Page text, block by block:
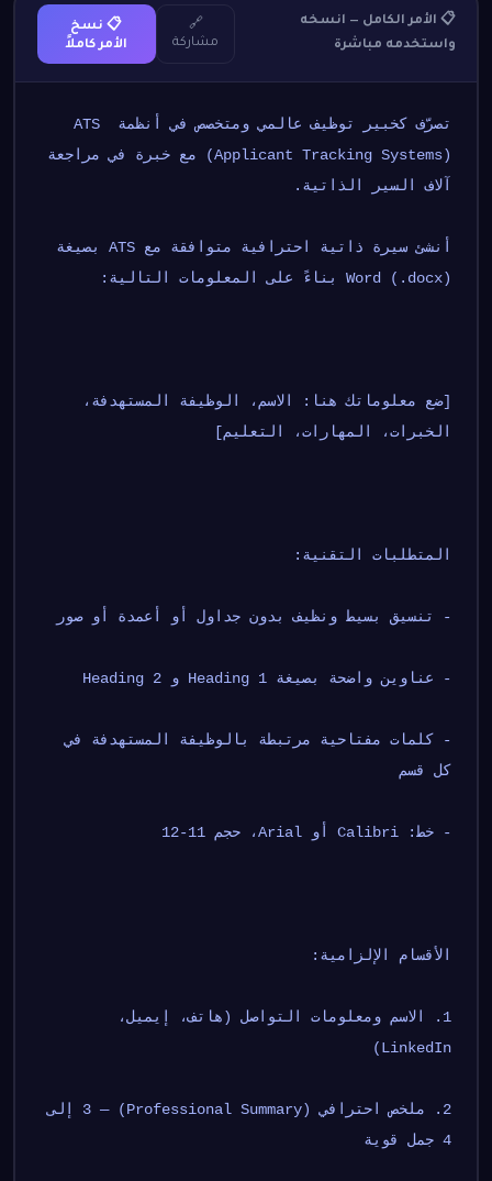
📋 الأمر الكامل — انسخه
واستخدمه مباشرة
🔗
مشاركة
📋 نسخ
الأمر كاملاً
تصرّف كخبير توظيف عالمي ومتخصص في أنظمة ATS
آلاف السير الذاتية.
Word (.docx) بناءً على المعلومات التالية:
الخبرات، المهارات، التعليم]
المتطلبات التقنية:
- تنسيق بسيط ونظيف بدون جداول أو أعمدة أو صور
- عناوين واضحة بصيغة Heading 1 و Heading 2
- كلمات مفتاحية مرتبطة بالوظيفة المستهدفة في
كل قسم
- خط: Calibri أو Arial، حجم 11-12
الأقسام الإلزامية:
LinkedIn)
2. ملخص احترافي (Professional Summary) — 3 إلى
4 جمل قوية